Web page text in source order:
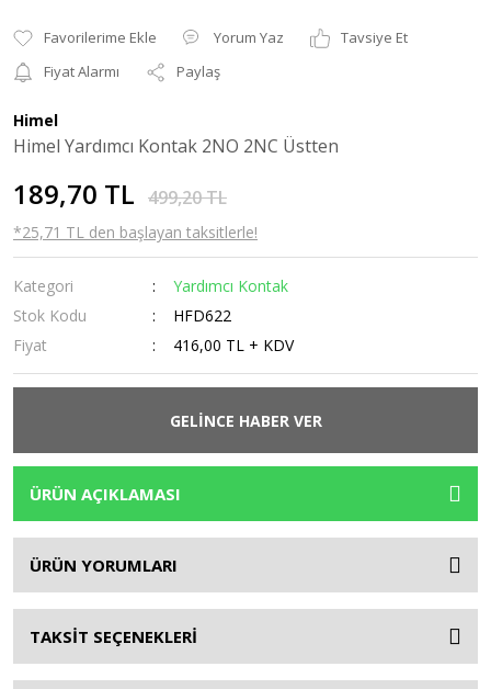
Yorum Yaz
Tavsiye Et
Fiyat Alarmı
Paylaş
Himel
Himel Yardımcı Kontak 2NO 2NC Üstten
189,70 TL 499,20 TL
*25,71 TL den başlayan taksitlerle!
Kategori
Yardımcı Kontak
Stok Kodu
HFD622
Fiyat
416,00 TL + KDV
GELİNCE HABER VER
ÜRÜN AÇIKLAMASI
ÜRÜN YORUMLARI
TAKSİT SEÇENEKLERİ